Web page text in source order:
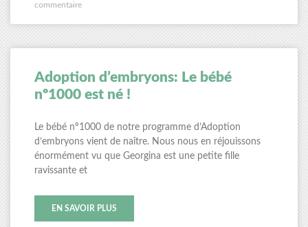
commentaire
Adoption d’embryons: Le bébé
nº1000 est né !
Le bébé nº1000 de notre programme d’Adoption
d’embryons vient de naître. Nous nous en réjouissons
énormément vu que Georgina est une petite fille
ravissante et
EN SAVOIR PLUS